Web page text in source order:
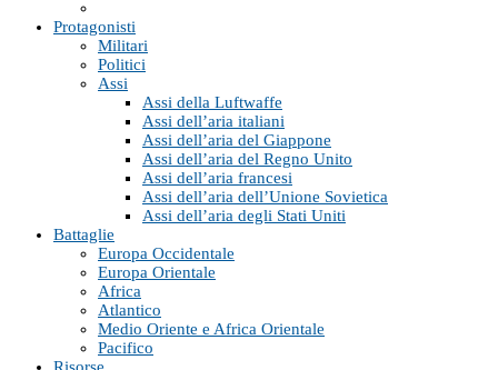
Protagonisti
Militari
Politici
Assi
Assi della Luftwaffe
Assi dell’aria italiani
Assi dell’aria del Giappone
Assi dell’aria del Regno Unito
Assi dell’aria francesi
Assi dell’aria dell’Unione Sovietica
Assi dell’aria degli Stati Uniti
Battaglie
Europa Occidentale
Europa Orientale
Africa
Atlantico
Medio Oriente e Africa Orientale
Pacifico